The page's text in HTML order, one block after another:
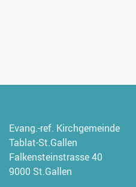
Evang.-ref. Kirchgemeinde
Tablat-St.Gallen
Falkensteinstrasse 40
9000 St.Gallen